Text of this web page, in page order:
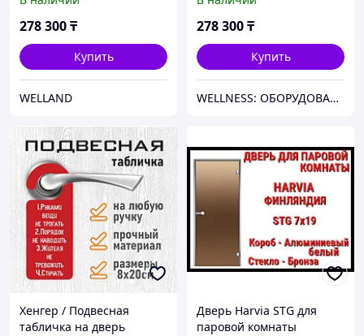
Стекло - Бронза, Короб -
Алюминий,Без порога)
278 300₸
Купить
WELLAND
алюминий, стекло -
бронза, без порога)
278 300₸
Купить
WELLNESS: ОБОРУДОВАНИЕ, МАТЕРИАЛЫ И СНАБЖЕНИЕ ДЛЯ БАССЕЙНОВ, САУН, БАНЬ, ХАМАМОВ И ПАРОВЫХ КОМНАТ
Хенгер / Подвесная
табличка на дверь
Дверь Harvia STG для
паровой комнаты